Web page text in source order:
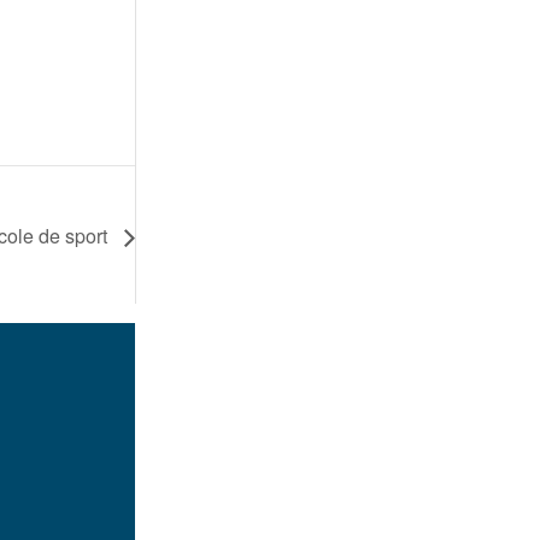
de sport